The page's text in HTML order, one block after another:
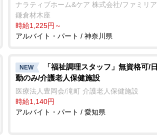
ナラティブホーム&ケア 株式会社/ファミリア
鎌倉材木座
時給1,225円～
アルバイト・パート / 神奈川県
NEW
「福祉調理スタッフ」無資格可/日
勤のみ/介護老人保健施設
医療法人豊岡会/滝町 介護老人保健施設
時給1,140円
アルバイト・パート / 愛知県